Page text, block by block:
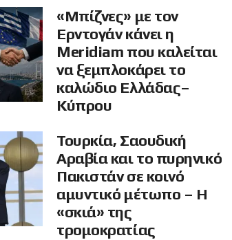
«Μπίζνες» με τον
Ερντογάν κάνει η
Meridiam που καλείται
να ξεμπλοκάρει το
καλώδιο Ελλάδας–
Κύπρου
Τουρκία, Σαουδική
Αραβία και το πυρηνικό
Πακιστάν σε κοινό
αμυντικό μέτωπο – Η
«σκιά» της
τρομοκρατίας